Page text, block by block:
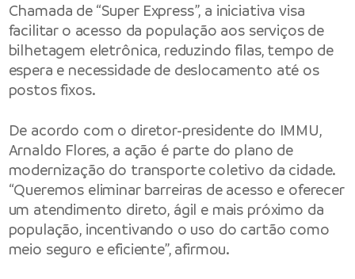
Chamada de “Super Express”, a iniciativa visa
facilitar o acesso da população aos serviços de
bilhetagem eletrônica, reduzindo filas, tempo de
espera e necessidade de deslocamento até os
postos fixos.
De acordo com o diretor-presidente do IMMU,
Arnaldo Flores, a ação é parte do plano de
modernização do transporte coletivo da cidade.
“Queremos eliminar barreiras de acesso e oferecer
um atendimento direto, ágil e mais próximo da
população, incentivando o uso do cartão como
meio seguro e eficiente”, afirmou.